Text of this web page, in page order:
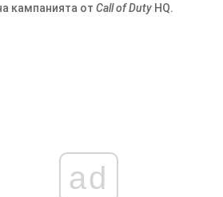
кампанията от Call of Duty HQ.
ad